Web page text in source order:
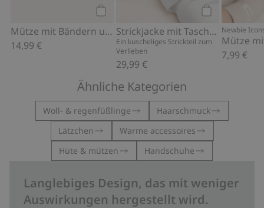
Mütze mit Bändern und Ohren
14,99 €
Kaufen
Strickjacke mit Taschen
Ein kuscheliges Strickteil zum
Verlieben
29,99 €
Newbie
Mütze
7,99 €
Ähnliche Kategorien
Woll- & regenfüßlinge
Haarschmuck
Lätzchen
Warme accessoires
Hüte & mützen
Handschuhe
Langlebiges Design, das mit weniger
Auswirkungen hergestellt wird.